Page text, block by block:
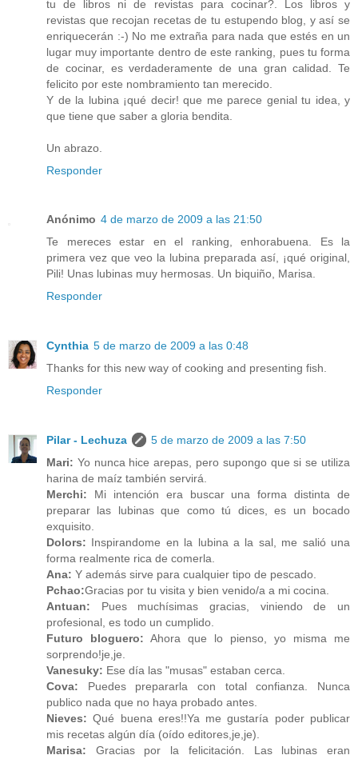
tu de libros ni de revistas para cocinar?. Los libros y
revistas que recojan recetas de tu estupendo blog, y así se
enriquecerán :-) No me extraña para nada que estés en un
lugar muy importante dentro de este ranking, pues tu forma
de cocinar, es verdaderamente de una gran calidad. Te
felicito por este nombramiento tan merecido.
Y de la lubina ¡qué decir! que me parece genial tu idea, y
que tiene que saber a gloria bendita.
Un abrazo.
Responder
Anónimo 4 de marzo de 2009 a las 21:50
Te mereces estar en el ranking, enhorabuena. Es la
primera vez que veo la lubina preparada así, ¡qué original,
Pili! Unas lubinas muy hermosas. Un biquiño, Marisa.
Responder
Cynthia 5 de marzo de 2009 a las 0:48
Thanks for this new way of cooking and presenting fish.
Responder
Pilar - Lechuza
5 de marzo de 2009 a las 7:50
Mari: Yo nunca hice arepas, pero supongo que si se utiliza
harina de maíz también servirá.
Merchi: Mi intención era buscar una forma distinta de
preparar las lubinas que como tú dices, es un bocado
exquisito.
Dolors: Inspirandome en la lubina a la sal, me salió una
forma realmente rica de comerla.
Ana: Y además sirve para cualquier tipo de pescado.
Pchao:Gracias por tu visita y bien venido/a a mi cocina.
Antuan: Pues muchísimas gracias, viniendo de un
profesional, es todo un cumplido.
Futuro bloguero: Ahora que lo pienso, yo misma me
sorprendo!je,je.
Vanesuky: Ese día las "musas" estaban cerca.
Cova: Puedes prepararla con total confianza. Nunca
publico nada que no haya probado antes.
Nieves: Qué buena eres!!Ya me gustaría poder publicar
mis recetas algún día (oído editores,je,je).
Marisa: Gracias por la felicitación. Las lubinas eran